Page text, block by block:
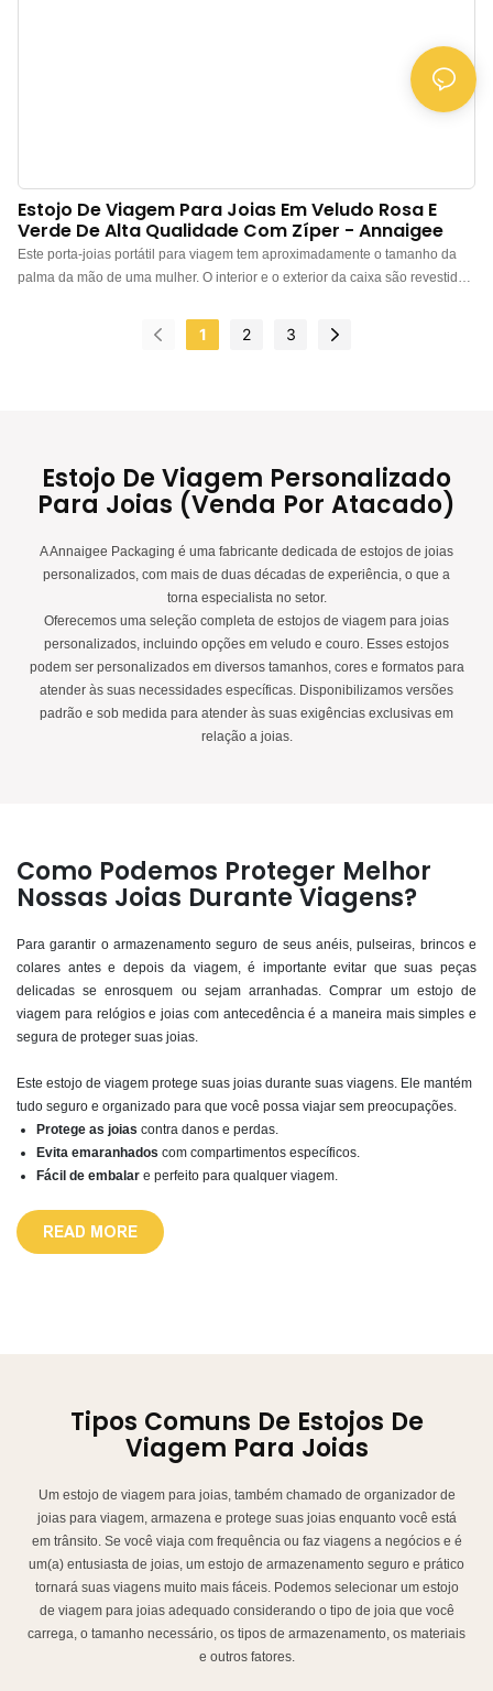
Estojo De Viagem Para Joias Em Veludo Rosa E
Verde De Alta Qualidade Com Zíper - Annaigee
Este porta-joias portátil para viagem tem aproximadamente o tamanho da
palma da mão de uma mulher. O interior e o exterior da caixa são revestidos
1 2 3
Estojo De Viagem Personalizado
Para Joias (venda Por Atacado)
A Annaigee Packaging é uma fabricante dedicada de estojos de joias
personalizados, com mais de duas décadas de experiência, o que a
torna especialista no setor.
Oferecemos uma seleção completa de estojos de viagem para joias
personalizados, incluindo opções em veludo e couro. Esses estojos
podem ser personalizados em diversos tamanhos, cores e formatos para
atender às suas necessidades específicas. Disponibilizamos versões
padrão e sob medida para atender às suas exigências exclusivas em
relação a joias.
Como Podemos Proteger Melhor
Nossas Joias Durante Viagens?
Para garantir o armazenamento seguro de seus anéis, pulseiras, brincos e
colares antes e depois da viagem, é importante evitar que suas peças
delicadas se enrosquem ou sejam arranhadas. Comprar um estojo de
viagem para relógios e joias com antecedência é a maneira mais simples e
segura de proteger suas joias.
Este estojo de viagem protege suas joias durante suas viagens. Ele mantém
tudo seguro e organizado para que você possa viajar sem preocupações.
Protege as joias contra danos e perdas.
Evita emaranhados com compartimentos específicos.
Fácil de embalar e perfeito para qualquer viagem.
READ MORE
Tipos Comuns De Estojos De
Viagem Para Joias
Um estojo de viagem para joias, também chamado de organizador de
joias para viagem, armazena e protege suas joias enquanto você está
em trânsito. Se você viaja com frequência ou faz viagens a negócios e é
um(a) entusiasta de joias, um estojo de armazenamento seguro e prático
tornará suas viagens muito mais fáceis. Podemos selecionar um estojo
de viagem para joias adequado considerando o tipo de joia que você
carrega, o tamanho necessário, os tipos de armazenamento, os materiais
e outros fatores.